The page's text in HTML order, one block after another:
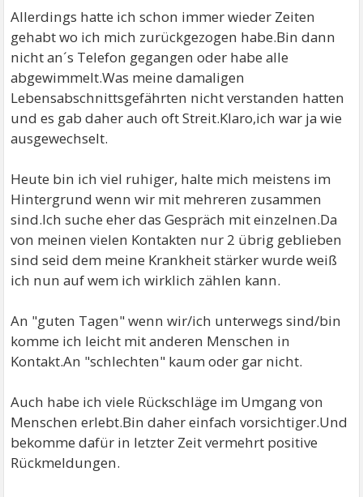
Allerdings hatte ich schon immer wieder Zeiten
gehabt wo ich mich zurückgezogen habe.Bin dann
nicht an´s Telefon gegangen oder habe alle
abgewimmelt.Was meine damaligen
Lebensabschnittsgefährten nicht verstanden hatten
und es gab daher auch oft Streit.Klaro,ich war ja wie
ausgewechselt.
Heute bin ich viel ruhiger, halte mich meistens im
Hintergrund wenn wir mit mehreren zusammen
sind.Ich suche eher das Gespräch mit einzelnen.Da
von meinen vielen Kontakten nur 2 übrig geblieben
sind seid dem meine Krankheit stärker wurde weiß
ich nun auf wem ich wirklich zählen kann.
An "guten Tagen" wenn wir/ich unterwegs sind/bin
komme ich leicht mit anderen Menschen in
Kontakt.An "schlechten" kaum oder gar nicht.
Auch habe ich viele Rückschläge im Umgang von
Menschen erlebt.Bin daher einfach vorsichtiger.Und
bekomme dafür in letzter Zeit vermehrt positive
Rückmeldungen.